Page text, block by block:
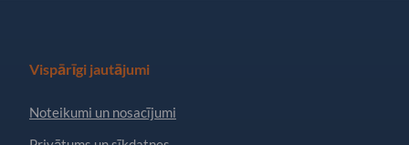
Vispārīgi jautājumi
Noteikumi un nosacījumi